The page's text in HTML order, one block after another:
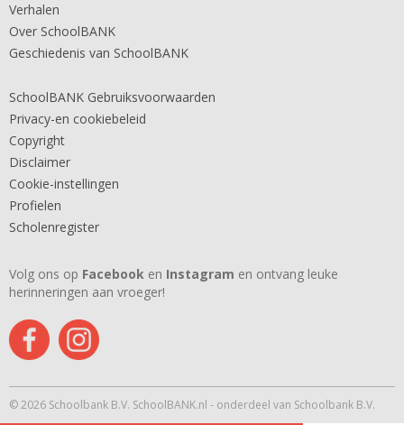
Verhalen
Over SchoolBANK
Geschiedenis van SchoolBANK
SchoolBANK Gebruiksvoorwaarden
Privacy-en cookiebeleid
Copyright
Disclaimer
Cookie-instellingen
Profielen
Scholenregister
Volg ons op Facebook en Instagram en ontvang leuke
herinneringen aan vroeger!
© 2026 Schoolbank B.V. SchoolBANK.nl - onderdeel van Schoolbank B.V.